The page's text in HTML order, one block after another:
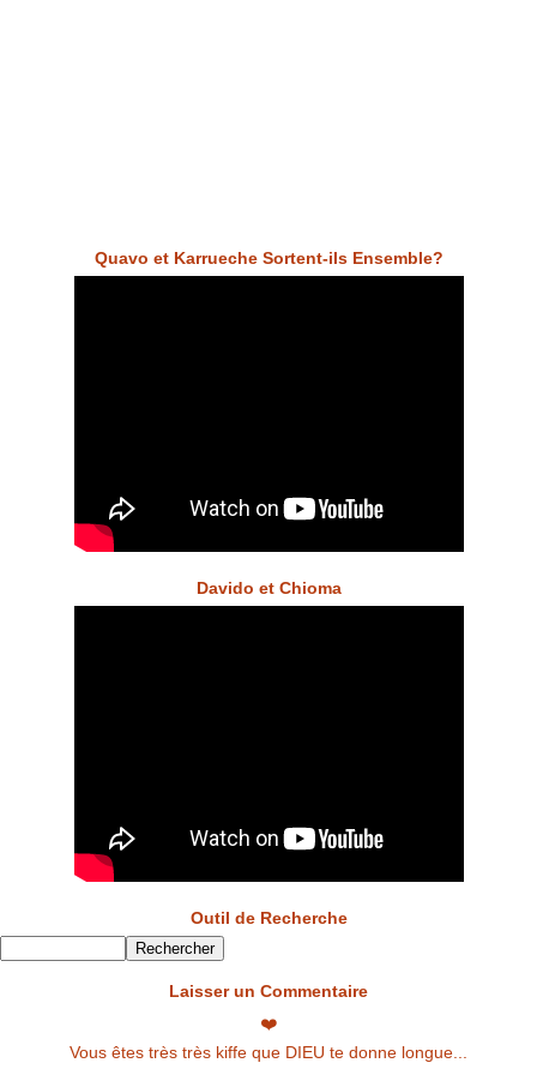
Quavo et Karrueche Sortent-ils Ensemble?
Davido et Chioma
Outil de Recherche
Laisser un Commentaire
❤️
Vous êtes très très kiffe que DIEU te donne longue...